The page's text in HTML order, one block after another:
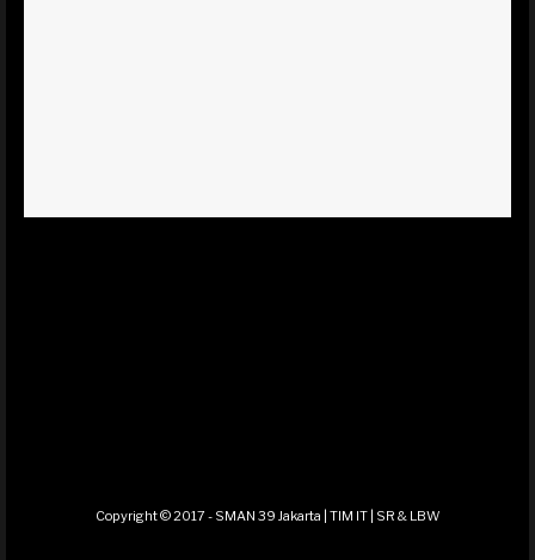
Copyright © 2017 - SMAN 39 Jakarta | TIM IT | SR & LBW